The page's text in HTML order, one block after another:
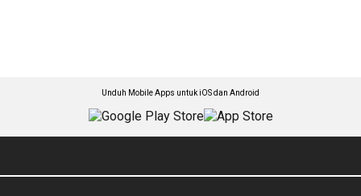
Unduh Mobile Apps untuk iOS dan Android